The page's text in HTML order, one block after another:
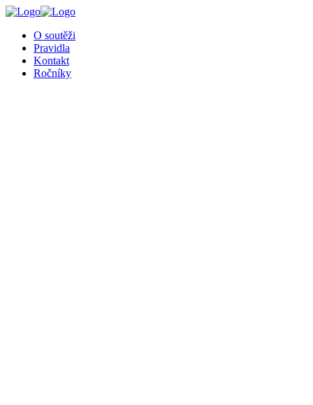
O soutěži
Pravidla
Kontakt
Ročníky